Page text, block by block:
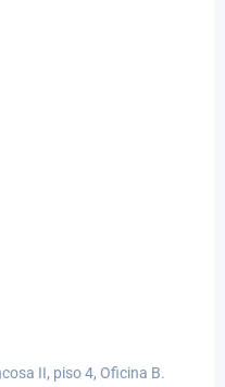
II, piso 4, Oficina B.